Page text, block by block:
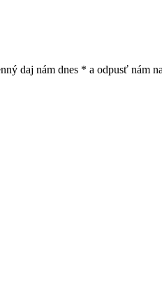
daj nám dnes * a odpusť nám